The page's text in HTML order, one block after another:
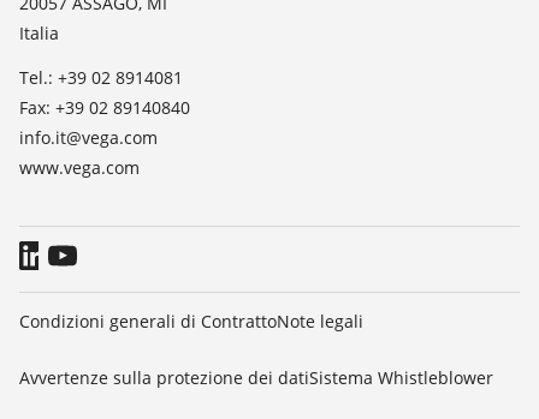
Stampa
Blog
Italia
Tel.: +39 02 8914081
Fax: +39 02 89140840
info.it@vega.com
www.vega.com
Condizioni generali di ContrattoNote legali
Avvertenze sulla protezione dei datiSistema Whistleblower